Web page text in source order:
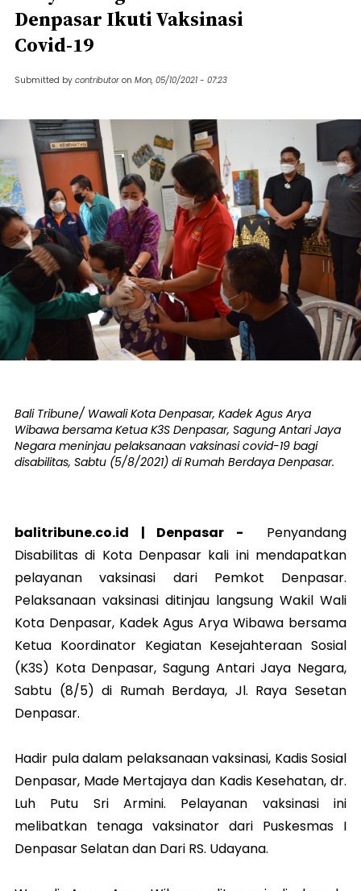
Denpasar Ikuti Vaksinasi
Covid-19
Submitted by contributor on Mon, 05/10/2021 - 07:23
Bali Tribune/ Wawali Kota Denpasar, Kadek Agus Arya
Wibawa bersama Ketua K3S Denpasar, Sagung Antari Jaya
Negara meninjau pelaksanaan vaksinasi covid-19 bagi
disabilitas, Sabtu (5/8/2021) di Rumah Berdaya Denpasar.
balitribune.co.id | Denpasar - Penyandang
Disabilitas di Kota Denpasar kali ini mendapatkan
pelayanan vaksinasi dari Pemkot Denpasar.
Pelaksanaan vaksinasi ditinjau langsung Wakil Wali
Kota Denpasar, Kadek Agus Arya Wibawa bersama
Ketua Koordinator Kegiatan Kesejahteraan Sosial
(K3S) Kota Denpasar, Sagung Antari Jaya Negara,
Sabtu (8/5) di Rumah Berdaya, Jl. Raya Sesetan
Denpasar.
Hadir pula dalam pelaksanaan vaksinasi, Kadis Sosial
Denpasar, Made Mertajaya dan Kadis Kesehatan, dr.
Luh Putu Sri Armini. Pelayanan vaksinasi ini
melibatkan tenaga vaksinator dari Puskesmas I
Denpasar Selatan dan Dari RS. Udayana.